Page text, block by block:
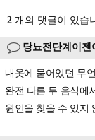
2 개의 댓글이 있습
당뇨전단계이젠
내옷에 묻어있던 무
완전 다른 두 음식에
원인을 찾을 수 있지